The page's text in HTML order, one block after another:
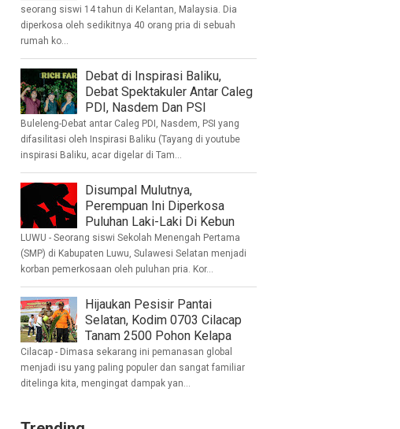
seorang siswi 14 tahun di Kelantan, Malaysia. Dia
diperkosa oleh sedikitnya 40 orang pria di sebuah
rumah ko...
Debat di Inspirasi Baliku,
Debat Spektakuler Antar Caleg
PDI, Nasdem Dan PSI
Buleleng-Debat antar Caleg PDI, Nasdem, PSI yang
difasilitasi oleh Inspirasi Baliku (Tayang di youtube
inspirasi Baliku, acar digelar di Tam...
Disumpal Mulutnya,
Perempuan Ini Diperkosa
Puluhan Laki-Laki Di Kebun
LUWU - Seorang siswi Sekolah Menengah Pertama
(SMP) di Kabupaten Luwu, Sulawesi Selatan menjadi
korban pemerkosaan oleh puluhan pria. Kor...
Hijaukan Pesisir Pantai
Selatan, Kodim 0703 Cilacap
Tanam 2500 Pohon Kelapa
Cilacap - Dimasa sekarang ini pemanasan global
menjadi isu yang paling populer dan sangat familiar
ditelinga kita, mengingat dampak yan...